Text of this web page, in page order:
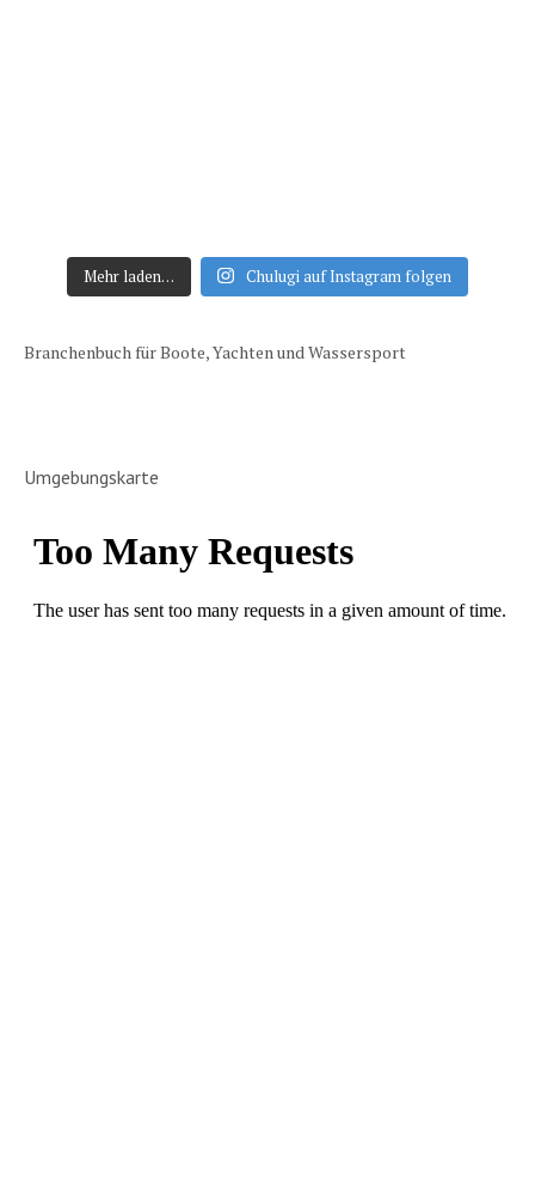
Mehr laden… Chulugi auf Instagram folgen
Branchenbuch für Boote, Yachten und Wassersport
Umgebungskarte